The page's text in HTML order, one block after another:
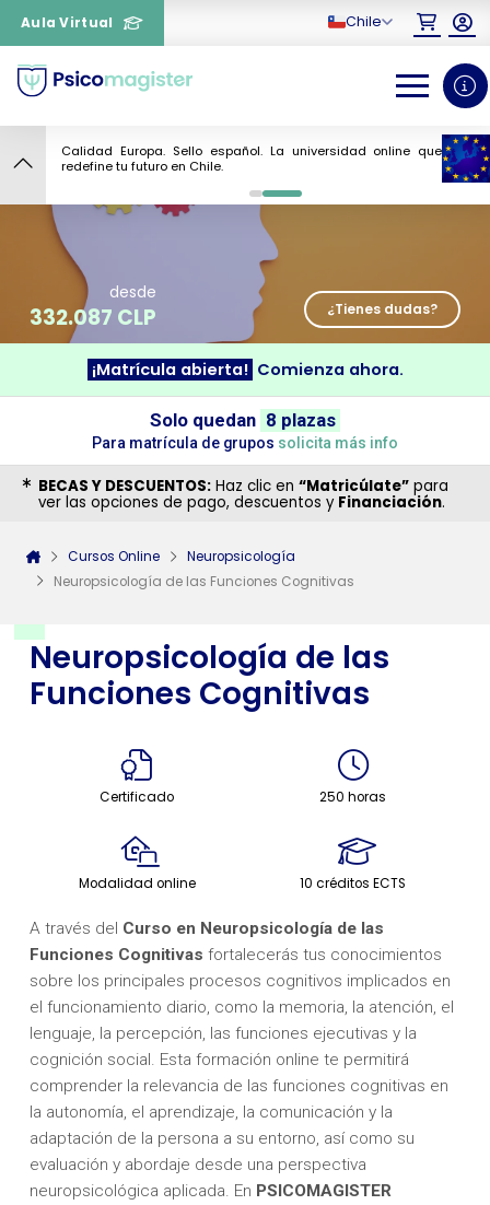
Aula Virtual Chile
Calidad Europa. Sello español. La universidad online que
redefine tu futuro en Chile.
0 1
Neuropsicología de las
Funciones Cognitivas
Certificado 250 horas
Modalidad online 10 créditos ECTS
A través del Curso en Neuropsicología de las
Funciones Cognitivas fortalecerás tus conocimientos
sobre los principales procesos cognitivos implicados en
el funcionamiento diario, como la memoria, la atención, el
lenguaje, la percepción, las funciones ejecutivas y la
cognición social. Esta formación online te permitirá
comprender la relevancia de las funciones cognitivas en
la autonomía, el aprendizaje, la comunicación y la
adaptación de la persona a su entorno, así como su
evaluación y abordaje desde una perspectiva
neuropsicológica aplicada. En PSICOMAGISTER
4
desde
332.087 CLP ¿Tienes dudas?
¡Matrícula abierta! Comienza ahora.
Solo quedan 8 plazas
Para matrícula de grupos solicita más info
BECAS Y DESCUENTOS: Haz clic en “Matricúlate” para
ver las opciones de pago, descuentos y Financiación.
Cursos Online
Neuropsicología
Neuropsicología de las Funciones Cognitivas
¿Necesitas más información
sobre un curso?